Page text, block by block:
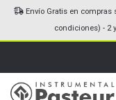
Envío Gratis en compras
condiciones) - 2